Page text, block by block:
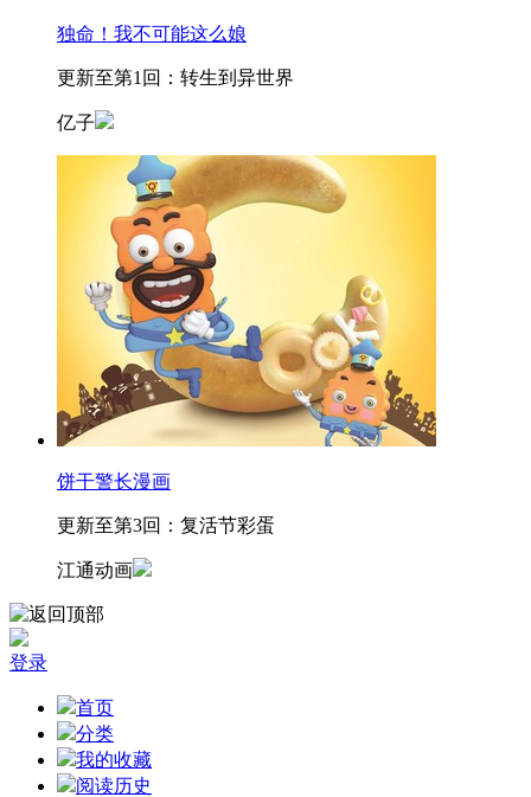
独命！我不可能这么娘
更新至第1回：转生到异世界
亿子
饼干警长漫画
更新至第3回：复活节彩蛋
江通动画
登录
首页
分类
我的收藏
阅读历史